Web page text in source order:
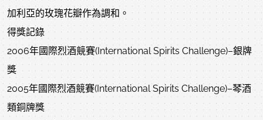
加利亞的玫瑰花瓣作為調和。
得獎記錄
2006年國際烈酒競賽(International Spirits Challenge)–銀牌
獎
2005年國際烈酒競賽(International Spirits Challenge)–琴酒
類銅牌獎